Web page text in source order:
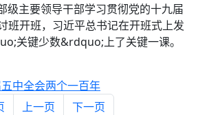
级主要领导干部学习贯彻党的十九届
班开班，习近平总书记在开班式上发
关键少数&rdquo;上了关键一课。
中全会两个一百年
上一页 下一页